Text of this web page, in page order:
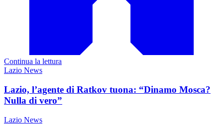
Continua la lettura
Lazio News
Lazio, l’agente di Ratkov tuona: “Dinamo Mosca?
Nulla di vero”
Lazio News